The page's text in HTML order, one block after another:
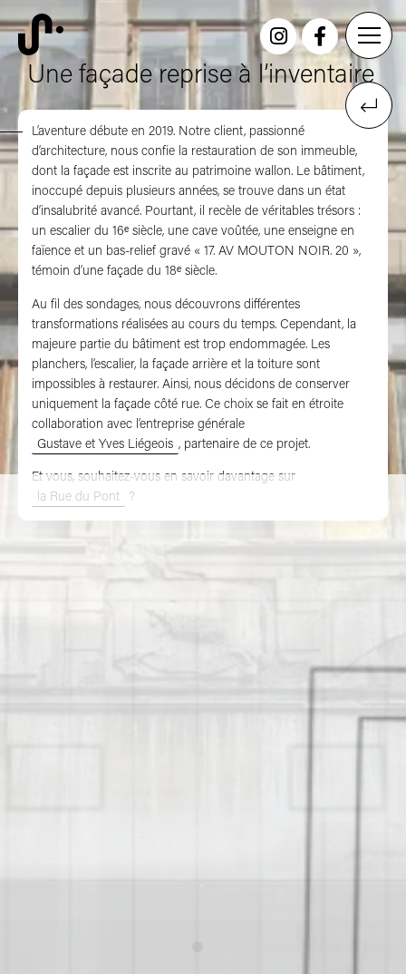
Une façade reprise à l’inventaire
L’aventure débute en 2019. Notre client, passionné
d’architecture, nous confie la restauration de son immeuble,
dont la façade est inscrite au patrimoine wallon. Le bâtiment,
inoccupé depuis plusieurs années, se trouve dans un état
d’insalubrité avancé. Pourtant, il recèle de véritables trésors :
un escalier du 16ᵉ siècle, une cave voûtée, une enseigne en
faïence et un bas-relief gravé « 17. AV MOUTON NOIR. 20 »,
témoin d’une façade du 18ᵉ siècle.
Au fil des sondages, nous découvrons différentes
transformations réalisées au cours du temps. Cependant, la
majeure partie du bâtiment est trop endommagée. Les
planchers, l’escalier, la façade arrière et la toiture sont
impossibles à restaurer. Ainsi, nous décidons de conserver
uniquement la façade côté rue. Ce choix se fait en étroite
collaboration avec l’entreprise générale
Gustave et Yves Liégeois , partenaire de ce projet.
Et vous, souhaitez-vous en savoir davantage sur
la Rue du Pont
?